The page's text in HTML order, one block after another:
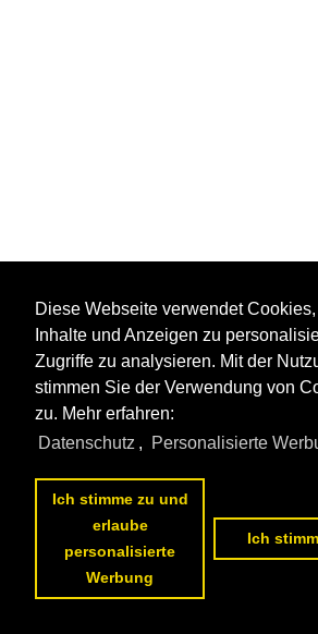
Datenschutzerklärung
Diese Webseite verwendet
Inhalte und Anzeigen zu
Zugriffe zu analysieren. Mit der
stimmen Sie der Verwendung von
zu. Mehr erfahren:
Datenschutz , Personalisierte
Ich stimme zu und
erlaube
personalisierte
Werbung
Ich